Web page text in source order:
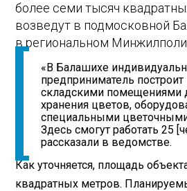
более семи тысяч
возведут в подмосковной
в региональном
«В Балашихе
предприниматель построит
складскими помещениями
хранения цветов,
специальными
Здесь смогут работать 25
рассказали в ведомстве.
Как уточняется, площадь
квадратных метров.